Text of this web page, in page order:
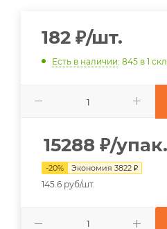
182 ₽/шт.
Есть в наличии: 845 в 1
15288 ₽/упак.
-20% Экономия 3822 ₽
145.6 руб/шт.